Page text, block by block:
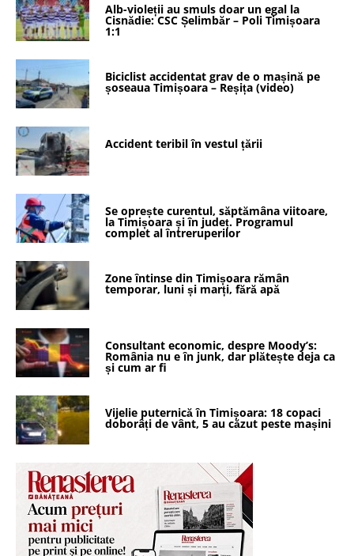
Alb-violeții au smuls doar un egal la
Cisnădie: CSC Șelimbăr – Poli Timișoara
1:1
Biciclist accidentat grav de o mașină pe
șoseaua Timișoara – Reșița (video)
Accident teribil în vestul țării
Se oprește curentul, săptămâna viitoare,
la Timișoara și în județ. Programul
complet al întreruperilor
Zone întinse din Timișoara rămân
temporar, luni și marți, fără apă
Consultant economic, despre Moody’s:
România nu e în junk, dar plătește deja ca
și cum ar fi
Vijelie puternică în Timișoara: 18 copaci
doborâți de vânt, 5 au căzut peste mașini